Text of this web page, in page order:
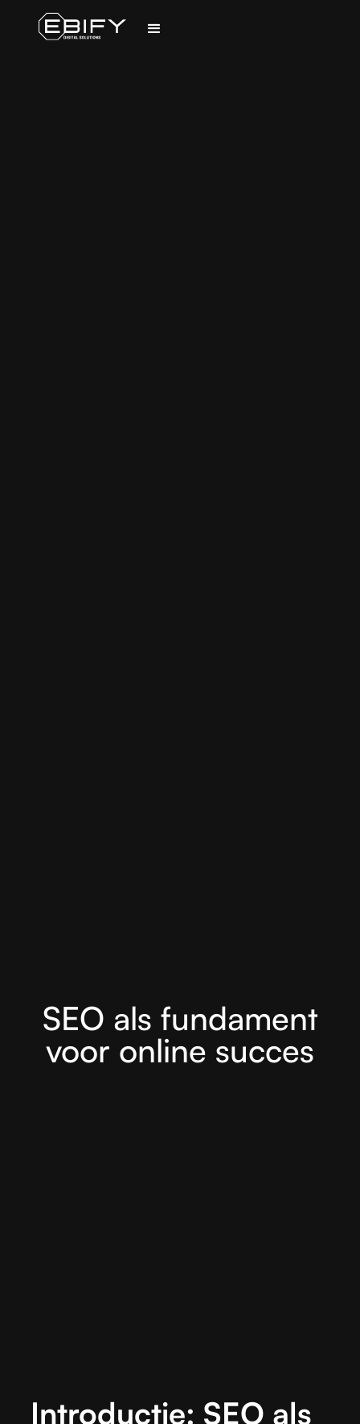
SEO als fundament
voor online succes
Introductie: SEO als